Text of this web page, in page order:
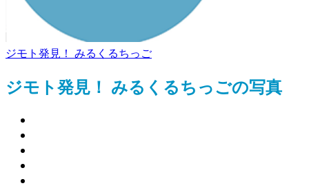
ジモト発見！ みるくるちっご
ジモト発見！ みるくるちっごの写真